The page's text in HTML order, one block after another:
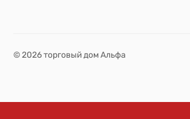
© 2026 торговый дом Альфа